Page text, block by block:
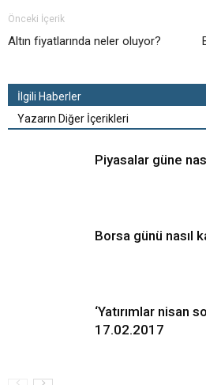
Önceki İçerik
Altın fiyatlarında neler oluyor?
İlgili Haberler
Yazarın Diğer İçerikleri
Piyasalar güne
Borsa günü nasıl
‘Yatırımlar nisan
17.02.2017